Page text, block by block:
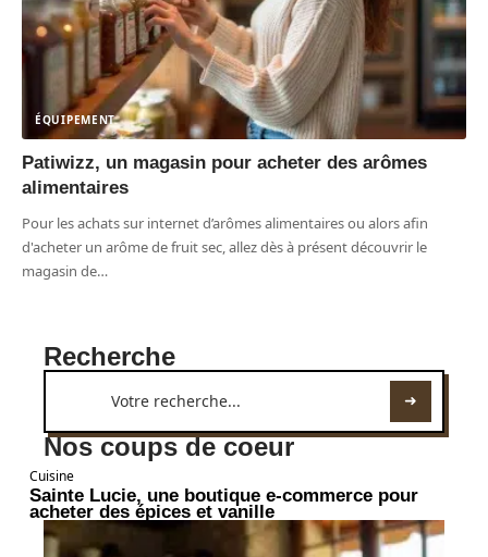
ÉQUIPEMENT
Patiwizz, un magasin pour acheter des arômes
alimentaires
Pour les achats sur internet d’arômes alimentaires ou alors afin
d'acheter un arôme de fruit sec, allez dès à présent découvrir le
magasin de…
Recherche
Nos coups de coeur
Cuisine
Sainte Lucie, une boutique e-commerce pour
acheter des épices et vanille